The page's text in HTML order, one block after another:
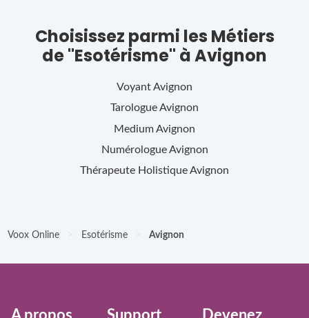
Choisissez parmi les Métiers
de "Esotérisme" à Avignon
VoyantAvignon
TarologueAvignon
MediumAvignon
NumérologueAvignon
Thérapeute HolistiqueAvignon
Voox Online Esotérisme Avignon